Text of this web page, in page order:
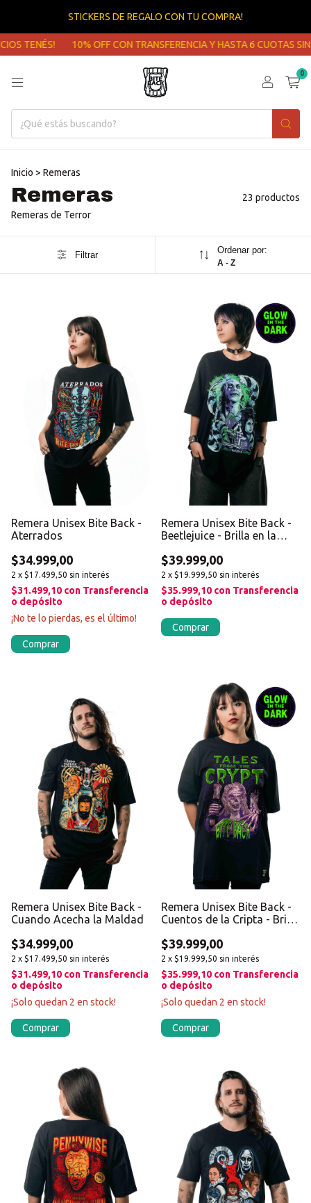
STICKERS DE REGALO CON TU COMPRA!
10% OFF CON TRANSFERENCIA Y HASTA 6 CUOTAS SIN
0
Inicio > Remeras
Remeras
23 productos
Remeras de Terror
Filtrar Ordenar por:
A - Z
Remera Unisex Bite Back -
Aterrados
$34.999,00
2 x $17.499,50 sin interés
$31.499,10 con Transferencia
o depósito
¡No te lo pierdas, es el último!
Comprar
Remera Unisex Bite Back -
Beetlejuice - Brilla en la
$39.999,00
2 x $19.999,50 sin interés
$35.999,10 con Transferencia
o depósito
Comprar
Remera Unisex Bite Back -
Cuando Acecha la Maldad
$34.999,00
2 x $17.499,50 sin interés
$31.499,10 con Transferencia
o depósito
¡Solo quedan 2 en stock!
Comprar
Remera Unisex Bite Back -
Cuentos de la Cripta - Brilla
$39.999,00
2 x $19.999,50 sin interés
$35.999,10 con Transferencia
o depósito
¡Solo quedan 2 en stock!
Comprar